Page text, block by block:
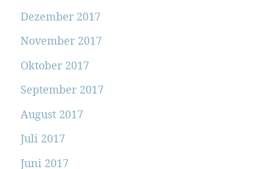
Dezember 2017
November 2017
Oktober 2017
September 2017
August 2017
Juli 2017
Juni 2017